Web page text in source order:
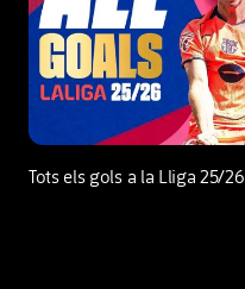
Tots els gols a la Lliga 25/26